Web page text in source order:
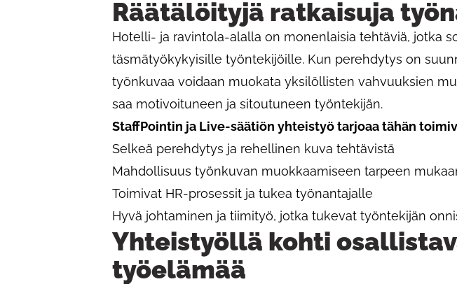
Räätälöityjä ratkaisuja
Hotelli- ja ravintola-alalla on monenlaisia tehtäviä, jotka
täsmätyökykyisille työntekijöille. Kun perehdytys on
työnkuvaa voidaan muokata yksilöllisten vahvuuksien
saa motivoituneen ja sitoutuneen työntekijän.
StaffPointin ja Live-säätiön yhteistyö tarjoaa tähän
Selkeä perehdytys ja rehellinen kuva tehtävistä
Mahdollisuus työnkuvan muokkaamiseen tarpeen
Toimivat HR-prosessit ja tukea työnantajalle
Hyvä johtaminen ja tiimityö, jotka tukevat työntekijän
Yhteistyöllä kohti
työelämää